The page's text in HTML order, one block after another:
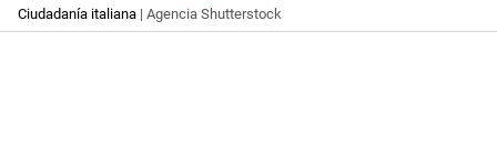
Ciudadanía italiana | Agencia Shutterstock